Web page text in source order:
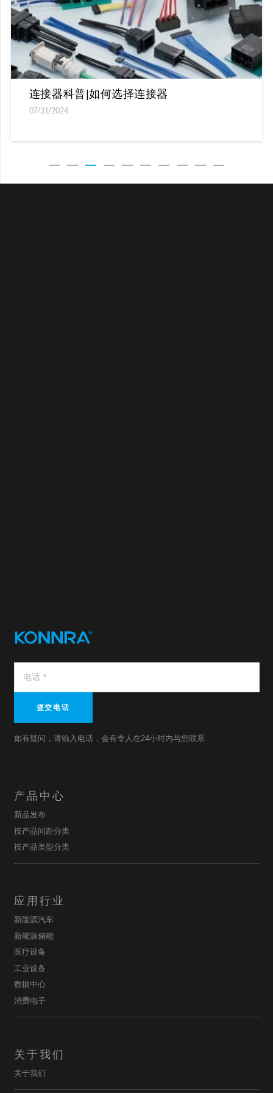
连接器科普｜连接器端子的倒刺设计
07/31/2024
提交电话
如有疑问，请输入电话，会有专人在24小时内与您联系
产品中心
新品发布
按产品间距分类
按产品类型分类
应用行业
新能源汽车
新能源储能
医疗设备
工业设备
数据中心
消费电子
关于我们
关于我们